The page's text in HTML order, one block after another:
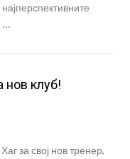
…
нов клуб!
за свој нов тренер,